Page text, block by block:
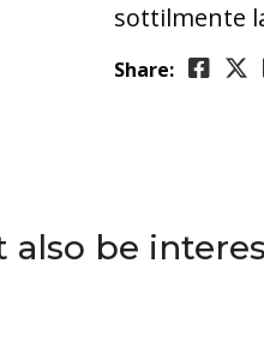
sottilmente
Share:
also be